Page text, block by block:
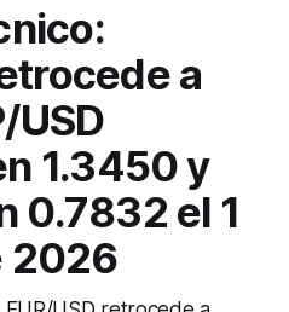
a
USD
1.3450 y
0.7832 el 1
2026